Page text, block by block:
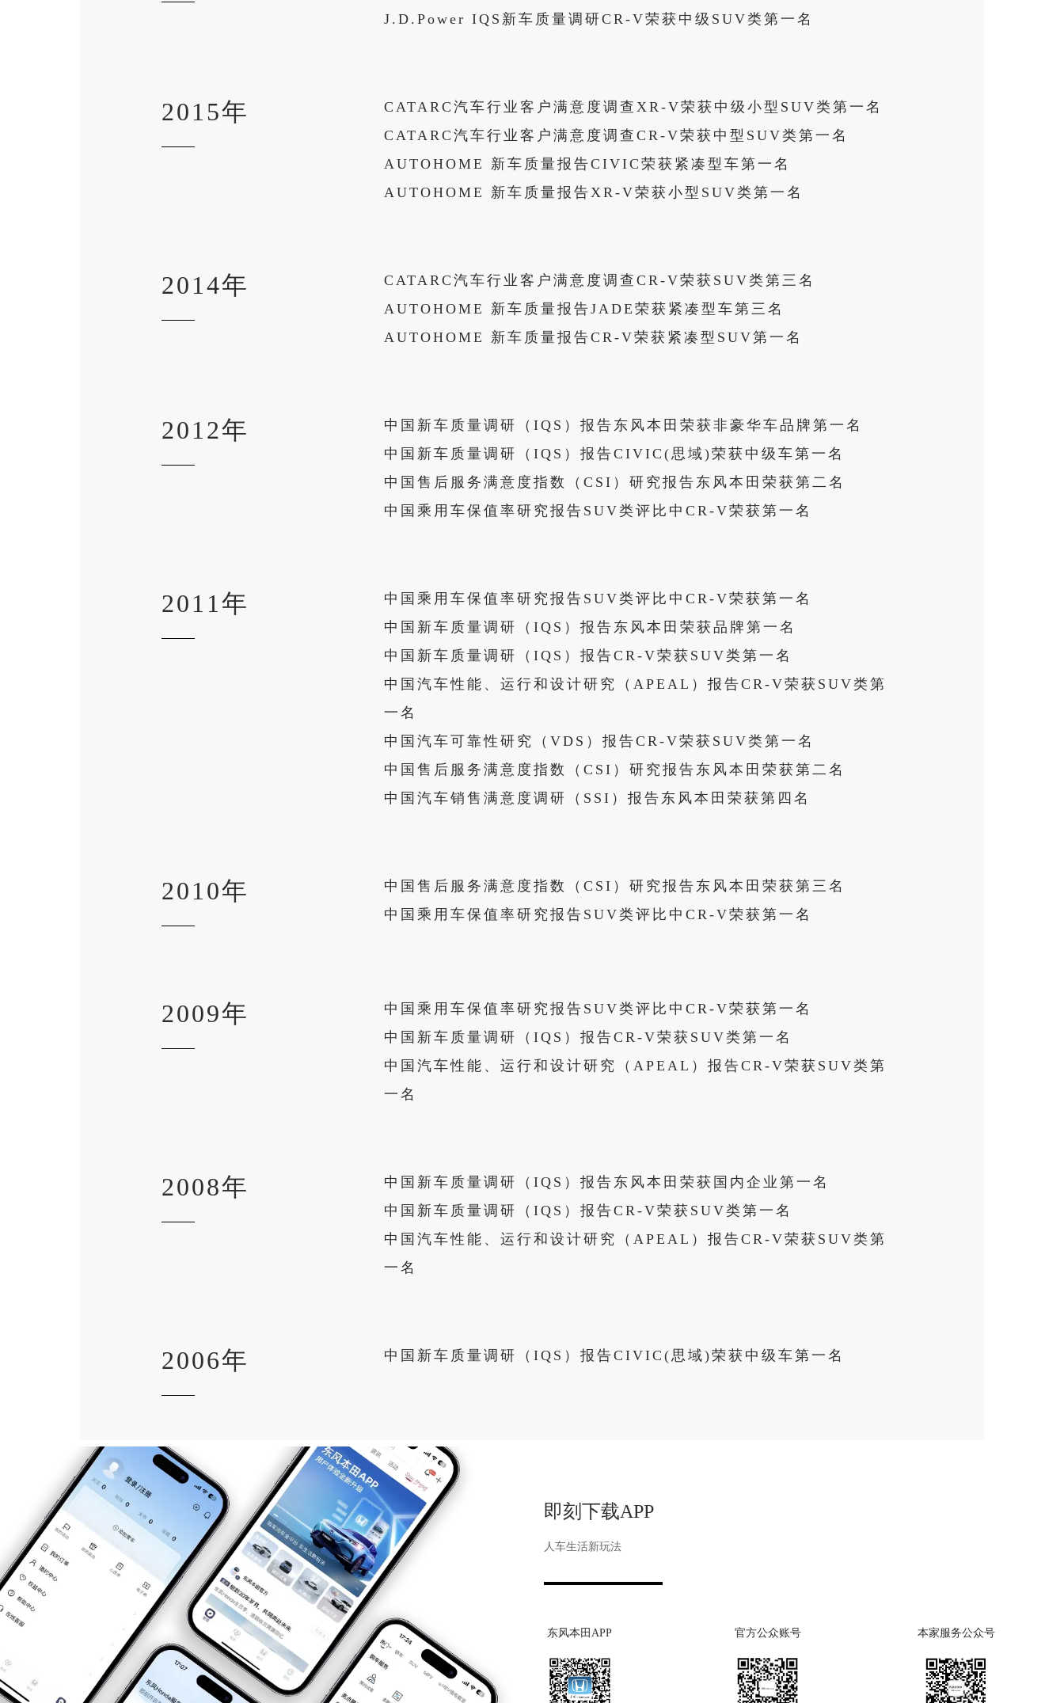
J.D.Power IQS新车质量调研CR-V荣获中级SUV类第一名
2015年
CATARC汽车行业客户满意度调查XR-V荣获中级小型SUV类第一名
CATARC汽车行业客户满意度调查CR-V荣获中型SUV类第一名
AUTOHOME 新车质量报告CIVIC荣获紧凑型车第一名
AUTOHOME 新车质量报告XR-V荣获小型SUV类第一名
2014年
CATARC汽车行业客户满意度调查CR-V荣获SUV类第三名
AUTOHOME 新车质量报告JADE荣获紧凑型车第三名
AUTOHOME 新车质量报告CR-V荣获紧凑型SUV第一名
2012年
中国新车质量调研（IQS）报告东风本田荣获非豪华车品牌第一名
中国新车质量调研（IQS）报告CIVIC(思域)荣获中级车第一名
中国售后服务满意度指数（CSI）研究报告东风本田荣获第二名
中国乘用车保值率研究报告SUV类评比中CR-V荣获第一名
2011年
中国乘用车保值率研究报告SUV类评比中CR-V荣获第一名
中国新车质量调研（IQS）报告东风本田荣获品牌第一名
中国新车质量调研（IQS）报告CR-V荣获SUV类第一名
中国汽车性能、运行和设计研究（APEAL）报告CR-V荣获SUV类第
一名
中国汽车可靠性研究（VDS）报告CR-V荣获SUV类第一名
中国售后服务满意度指数（CSI）研究报告东风本田荣获第二名
中国汽车销售满意度调研（SSI）报告东风本田荣获第四名
2010年
中国售后服务满意度指数（CSI）研究报告东风本田荣获第三名
中国乘用车保值率研究报告SUV类评比中CR-V荣获第一名
2009年
中国乘用车保值率研究报告SUV类评比中CR-V荣获第一名
中国新车质量调研（IQS）报告CR-V荣获SUV类第一名
中国汽车性能、运行和设计研究（APEAL）报告CR-V荣获SUV类第
一名
2008年
中国新车质量调研（IQS）报告东风本田荣获国内企业第一名
中国新车质量调研（IQS）报告CR-V荣获SUV类第一名
中国汽车性能、运行和设计研究（APEAL）报告CR-V荣获SUV类第
一名
2006年 中国新车质量调研（IQS）报告CIVIC(思域)荣获中级车第一名
即刻下载APP
人车生活新玩法
东风本田APP 官方公众账号 本家服务公众号